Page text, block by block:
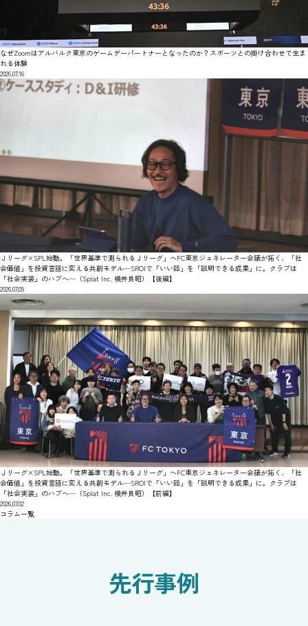
なぜZoomはアルバルク東京のゲームデーパートナーとなったのか？スポーツとの掛け合わせで生ま
れる体験
2026.07.16
Ｊリーグ×SPL始動。「世界基準で測られるＪリーグ」へFC東京ジェネレーター会議が拓く、「社
会価値」を投資言語に変える共創モデル—SROIで「いい話」を「説明できる成果」に。クラブは
「社会実装」のハブへ—（Splat Inc. 横井良昭）【後編】
2026.07.09
Ｊリーグ×SPL始動。「世界基準で測られるＪリーグ」へFC東京ジェネレーター会議が拓く、「社
会価値」を投資言語に変える共創モデル—SROIで「いい話」を「説明できる成果」に。クラブは
「社会実装」のハブへ—（Splat Inc. 横井良昭）【前編】
2026.07.02
コラム一覧
先行事例